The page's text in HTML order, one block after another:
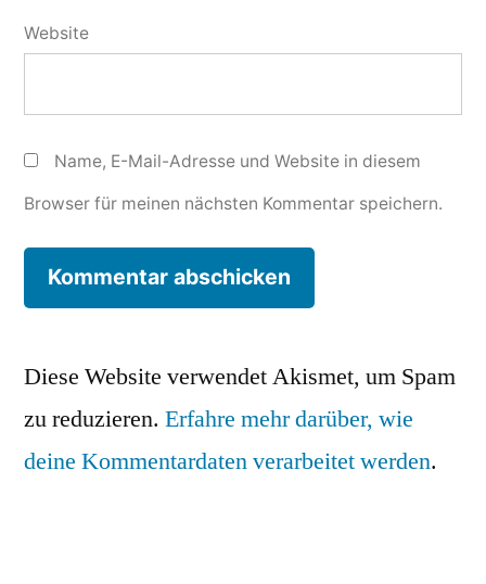
Website
Name, E-Mail-Adresse und Website in diesem
Browser für meinen nächsten Kommentar speichern.
Diese Website verwendet Akismet, um Spam
zu reduzieren. Erfahre mehr darüber, wie
deine Kommentardaten verarbeitet werden.